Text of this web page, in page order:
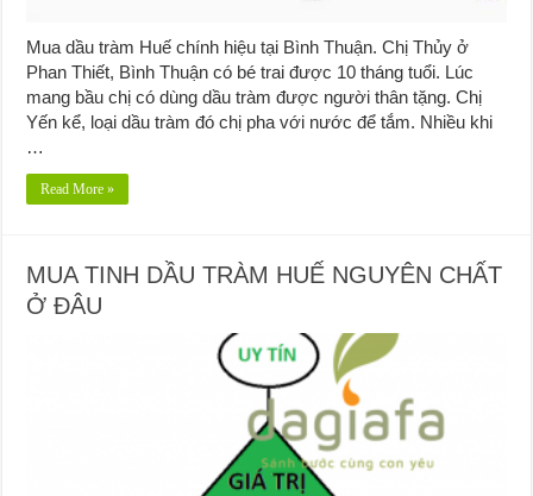
Mua dầu tràm Huế chính hiệu tại Bình Thuận. Chị Thủy ở
Phan Thiết, Bình Thuận có bé trai được 10 tháng tuổi. Lúc
mang bầu chị có dùng dầu tràm được người thân tặng. Chị
Yến kể, loại dầu tràm đó chị pha với nước để tắm. Nhiều khi
…
Read More »
MUA TINH DẦU TRÀM HUẾ NGUYÊN CHẤT
Ở ĐÂU